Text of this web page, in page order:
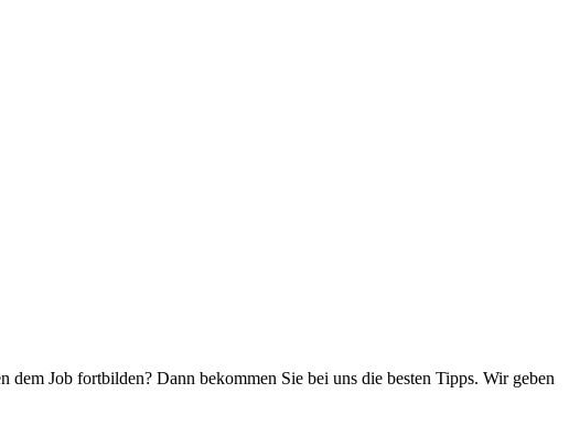
dem Job fortbilden? Dann bekommen Sie bei uns die besten Tipps. Wir geben